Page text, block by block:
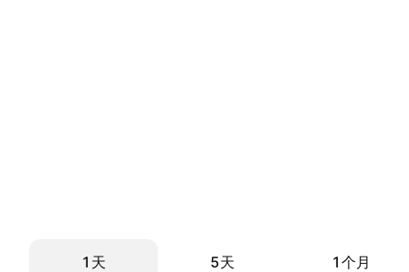
1天
5天
1个月